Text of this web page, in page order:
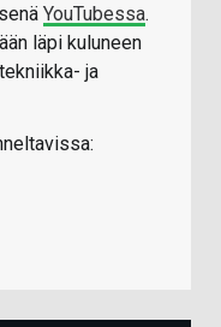
YouTubessa.
läpi kuluneen
ja